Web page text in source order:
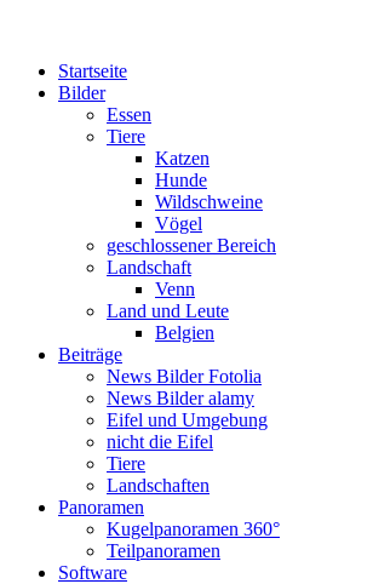
Startseite
Bilder
Essen
Tiere
Katzen
Hunde
Wildschweine
Vögel
geschlossener Bereich
Landschaft
Venn
Land und Leute
Belgien
Beiträge
News Bilder Fotolia
News Bilder alamy
Eifel und Umgebung
nicht die Eifel
Tiere
Landschaften
Panoramen
Kugelpanoramen 360°
Teilpanoramen
Software